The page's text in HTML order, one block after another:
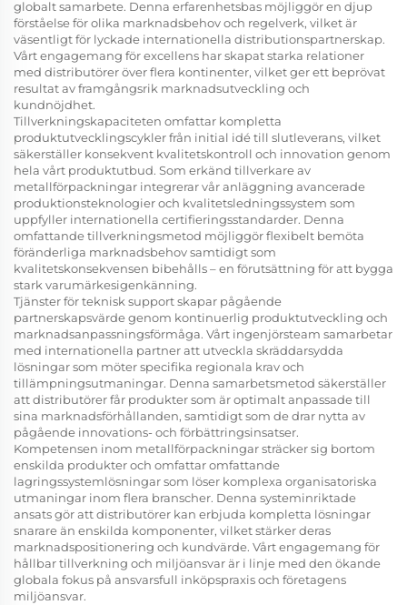
globalt samarbete. Denna erfarenhetsbas möjliggör en djup
förståelse för olika marknadsbehov och regelverk, vilket är
väsentligt för lyckade internationella distributionspartnerskap.
Vårt engagemang för excellens har skapat starka relationer
med distributörer över flera kontinenter, vilket ger ett beprövat
resultat av framgångsrik marknadsutveckling och
kundnöjdhet.
Tillverkningskapaciteten omfattar kompletta
produktutvecklingscykler från initial idé till slutleverans, vilket
säkerställer konsekvent kvalitetskontroll och innovation genom
hela vårt produktutbud. Som erkänd tillverkare av
metallförpackningar integrerar vår anläggning avancerade
produktionsteknologier och kvalitetsledningssystem som
uppfyller internationella certifieringsstandarder. Denna
omfattande tillverkningsmetod möjliggör flexibelt bemöta
föränderliga marknadsbehov samtidigt som
kvalitetskonsekvensen bibehålls – en förutsättning för att bygga
stark varumärkesigenkänning.
Tjänster för teknisk support skapar pågående
partnerskapsvärde genom kontinuerlig produktutveckling och
marknadsanpassningsförmåga. Vårt ingenjörsteam samarbetar
med internationella partner att utveckla skräddarsydda
lösningar som möter specifika regionala krav och
tillämpningsutmaningar. Denna samarbetsmetod säkerställer
att distributörer får produkter som är optimalt anpassade till
sina marknadsförhållanden, samtidigt som de drar nytta av
pågående innovations- och förbättringsinsatser.
Kompetensen inom metallförpackningar sträcker sig bortom
enskilda produkter och omfattar omfattande
lagringssystemlösningar som löser komplexa organisatoriska
utmaningar inom flera branscher. Denna systeminriktade
ansats gör att distributörer kan erbjuda kompletta lösningar
snarare än enskilda komponenter, vilket stärker deras
marknadspositionering och kundvärde. Vårt engagemang för
hållbar tillverkning och miljöansvar är i linje med den ökande
globala fokus på ansvarsfull inköpspraxis och företagens
miljöansvar.